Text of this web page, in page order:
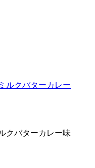
クバターカレー味